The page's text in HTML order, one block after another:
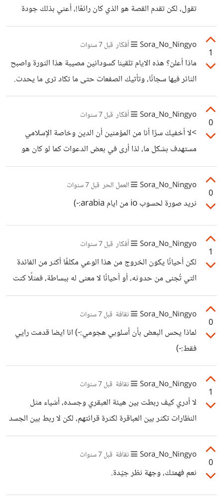
تقول، لكن تقدم القصة هو الذي كان رائعًا!، أعني بذلك جودة
الحوارات خصوصًا بين الملك والراعي وبين الراعي والخيميائي-
كون الرواية لا ترتكز على القصة-، لا أدري لكن لم ألتمس جو كتب
التنمية البشرية هذا، خصوصًا أنني أكرهها واستمتع بكرهي لها..
1
Sora_No_Ningyo أفكار قبل 7 سنوات
ماذا أعلن؟ هذه الايام تلقينا كسودانين مصيبة هذا الثورة واصبح
الثائر فيها سجانًا، وتأتيك الصفعات حتى ما تكاد ترى ما يحدث.
صراحة صرت أخشى من تعودنا على الذل أن نصبح طالبين للذل
0
Sora_No_Ningyo أفكار قبل 7 سنوات
>لا أخفيك سرًا أنا من المؤمنين أن الدين وخاصة الإسلامي
مستهدف بشكل ما، لذا أرى في بعض الدعوات كما لو كان هو
الهدف المستتر، وليس عادة اجتماعية خاطئة الموضوع - ما أدري
إذا ما كان مضحكًا أم مبكيًا - صار يلعب فوق الطاولة، أيام اللعب
تحت الطاولة هي للتسعينيات، الأن يتم إذلالك على العلن، بل صار
0
Sora_No_Ningyo العمل الحر قبل 7 سنوات
نريد صورة لحسوب io من ايام arabia:-)
1
Sora_No_Ningyo أفكار قبل 7 سنوات
لكن أحيانًا يكون الخروج من هذا الوعي مكلفًا أكثر من الفائدة
التي تُجنى من حدوثه، أو أحيانًا لا معنى له ببساطة، فمثلًا كنت
أرى بعض الحركات النسوية التي تنادي بجعل الأسم منسوبًا
للأم:-)، لأنها هي التي تربي وتتعب وتلد وغيرها من العبارات
المستهلكة، فهنا ولو فرضنا جدلًا أن هنالك معنى من فعل هذا، فهو
مكلف جدًا بما لا عائد منه تقريبًا. كما أن هنالك حالة من الصخب
0
Sora_No_Ningyo ثقافة قبل 7 سنوات
لماذا يحس البعض بأن أسلوبي هجومي:-) انا ايضا قدمت رايي
فقط:-)
1
Sora_No_Ningyo ثقافة قبل 7 سنوات
لا أدري كيف ربطت بين هيئة العبقري وجسده، أشياء مثل
النظارات تكثر بين العباقرة لكثرة قرائتهم، لكن لا ربط بين الجسد
والهيئة بحيث كلما رأيت صفة جسدية بأحدهم قلت أنه عبقري
0
Sora_No_Ningyo ثقافة قبل 7 سنوات
نعم فهمتك، وجهة نظر جيّدة.